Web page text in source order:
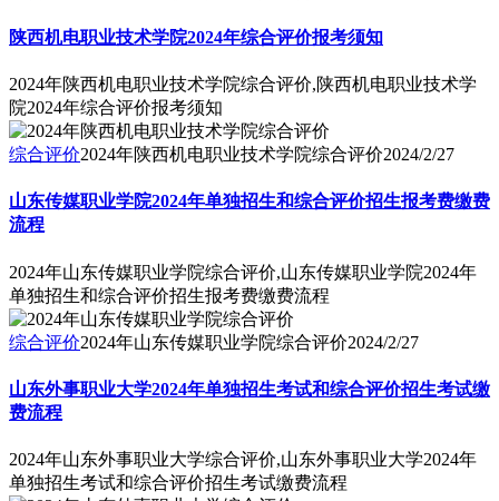
陕西机电职业技术学院2024年综合评价报考须知
2024年陕西机电职业技术学院综合评价,陕西机电职业技术学
院2024年综合评价报考须知
综合评价2024年陕西机电职业技术学院综合评价2024/2/27
山东传媒职业学院2024年单独招生和综合评价招生报考费缴费
流程
2024年山东传媒职业学院综合评价,山东传媒职业学院2024年
单独招生和综合评价招生报考费缴费流程
综合评价2024年山东传媒职业学院综合评价2024/2/27
山东外事职业大学2024年单独招生考试和综合评价招生考试缴
费流程
2024年山东外事职业大学综合评价,山东外事职业大学2024年
单独招生考试和综合评价招生考试缴费流程